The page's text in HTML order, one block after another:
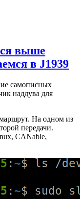
выше
в J1939
самописных
наддува для
На одном из
передачи.
CANable,